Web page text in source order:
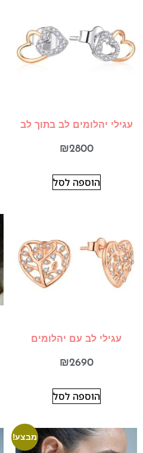
עגילי יהלומים לב בתוך לב
₪2800
הוספה לסל
עגילי לב עם יהלומים
₪2690
הוספה לסל
מבצע!